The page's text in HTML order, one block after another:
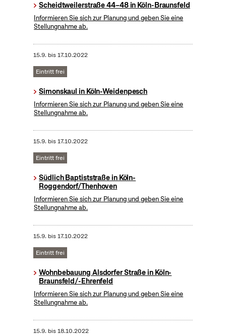
Scheidtweilerstraße 44–48 in Köln-Braunsfeld
Informieren Sie sich zur Planung und geben Sie eine
Stellungnahme ab.
15.9. bis17.10.2022
Eintritt frei
Simonskaul in Köln-Weidenpesch
Informieren Sie sich zur Planung und geben Sie eine
Stellungnahme ab.
15.9. bis17.10.2022
Eintritt frei
Südlich Baptiststraße in Köln-
Roggendorf/Thenhoven
Informieren Sie sich zur Planung und geben Sie eine
Stellungnahme ab.
15.9. bis17.10.2022
Eintritt frei
Wohnbebauung Alsdorfer Straße in Köln-
Braunsfeld/-Ehrenfeld
Informieren Sie sich zur Planung und geben Sie eine
Stellungnahme ab.
15.9. bis18.10.2022